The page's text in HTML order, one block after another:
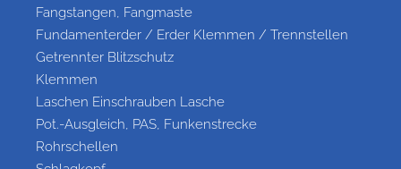
Fangstangen, Fangmaste
Fundamenterder / Erder Klemmen / Trennstellen
Getrennter Blitzschutz
Klemmen
Laschen Einschrauben Lasche
Pot.-Ausgleich, PAS, Funkenstrecke
Rohrschellen